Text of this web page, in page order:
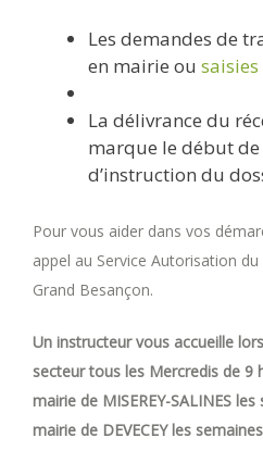
Les demandes de
en mairie ou
La délivrance du
marque le début
d’instruction du
Pour vous aider dans vos
appel au Service Autorisation
Grand Besançon.
Un instructeur vous accueille
secteur tous les Mercredis de 9
mairie de MISEREY-SALINES
mairie de DEVECEY les